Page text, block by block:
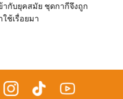
ากับยุคสมัย ชุดกากีจึงถูก
ช้เรื่อยมา